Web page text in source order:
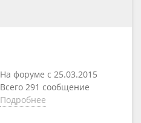
На форуме с 25.03.2015
Всего 291 сообщение
Подробнее